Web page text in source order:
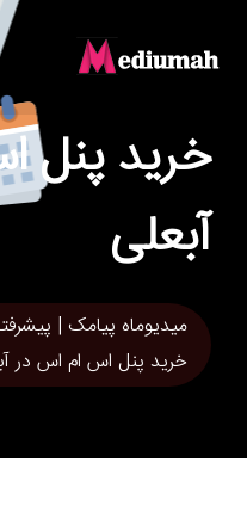
خرید پنل
آبعلی
میدیوماه پیامک |
خرید پنل اس ام اس در